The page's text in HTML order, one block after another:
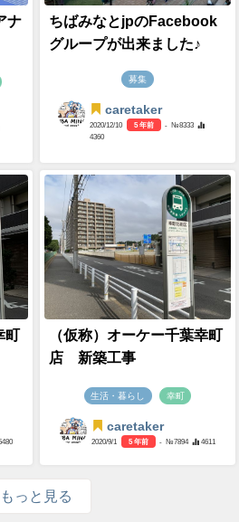
ナ
ちばみなとjpのFacebook
グループが出来ました♪
募集
caretaker
2020/12/10 5 年前
- №8333
4360
町
（仮称）オーケー千葉幸町
店 新築工事
生活・暮らし 幸町
caretaker
2020/9/1 5 年前 - №7894 4611
もっと見る